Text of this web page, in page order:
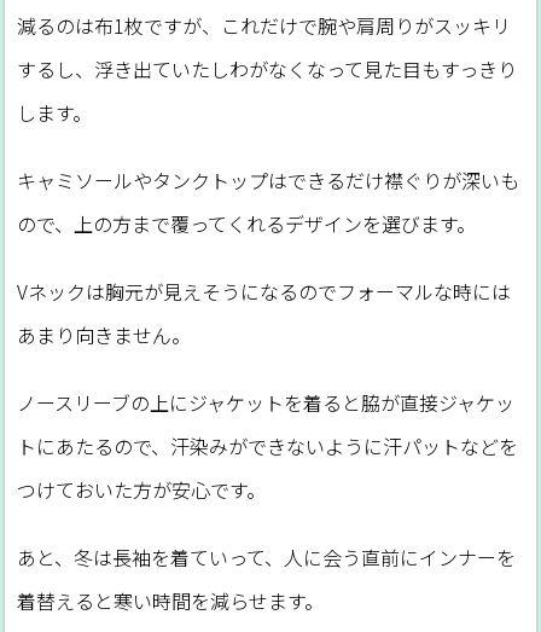
減るのは布1枚ですが、これだけで腕や肩周りがスッキリ
するし、浮き出ていたしわがなくなって見た目もすっきり
します。
キャミソールやタンクトップはできるだけ襟ぐりが深いも
ので、上の方まで覆ってくれるデザインを選びます。
Vネックは胸元が見えそうになるのでフォーマルな時には
あまり向きません。
ノースリーブの上にジャケットを着ると脇が直接ジャケッ
トにあたるので、汗染みができないように汗パットなどを
つけておいた方が安心です。
あと、冬は長袖を着ていって、人に会う直前にインナーを
着替えると寒い時間を減らせます。